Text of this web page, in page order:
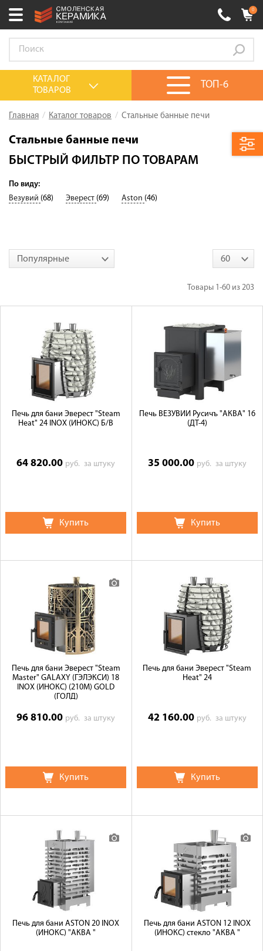
Выберите ваш город:
+7 (4812) 548-777
0 товаров на сумму0.00руб.
Акции
О компании
Сервис
Сотрудничество
Контакты
0
ТОП-6
КАТАЛОГ
ТОВАРОВ
Главная Каталог товаров Стальные банные печи
Стальные банные печи
БЫСТРЫЙ ФИЛЬТР ПО ТОВАРАМ
По виду:
Везувий (68) Эверест (69) Aston (46)
Популярные 60
Товары 1-60 из 203
Печь для бани Эверест "Steam
Heat" 24 INOX (ИНОКС) Б/В
64 820.00 руб.за штуку
Купить
Печь ВЕЗУВИЙ Русичъ "АКВА" 16
(ДТ-4)
35 000.00 руб. за штуку
Купить
Печь для бани Эверест "Steam
Master" GALAXY (ГЭЛЭКСИ) 18
INOX (ИНОКС) (210М) GOLD
(ГОЛД)
96 810.00 руб.за штуку
Купить
Печь для бани Эверест "Steam
Heat" 24
42 160.00 руб. за штуку
Купить
Печь для бани ASTON 20 INOX
(ИНОКС) "АКВА "
Печь для бани ASTON 12 INOX
(ИНОКС) стекло "АКВА "